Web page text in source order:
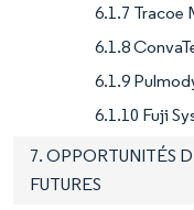
6.1.7 Tracoe
6.1.8
6.1.9
6.1.10 Fuji
7. OPPORTUNITÉS
FUTURES